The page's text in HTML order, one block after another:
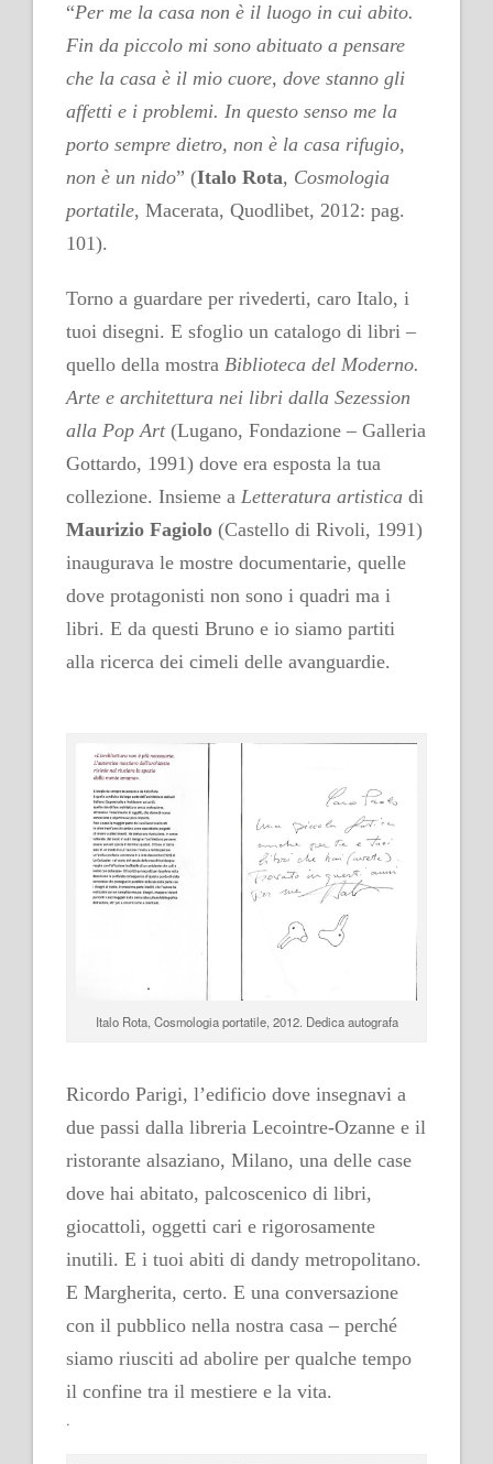
“Per me la casa non è il luogo in cui abito.
Fin da piccolo mi sono abituato a pensare
che la casa è il mio cuore, dove stanno gli
affetti e i problemi. In questo senso me la
porto sempre dietro, non è la casa rifugio,
non è un nido” (Italo Rota, Cosmologia
portatile, Macerata, Quodlibet, 2012: pag.
101).
Torno a guardare per rivederti, caro Italo, i
tuoi disegni. E sfoglio un catalogo di libri –
quello della mostra Biblioteca del Moderno.
Arte e architettura nei libri dalla Sezession
alla Pop Art(Lugano, Fondazione – Galleria
Gottardo, 1991) dove era esposta la tua
collezione. Insieme a Letteratura artistica di
Maurizio Fagiolo (Castello di Rivoli, 1991)
inaugurava le mostre documentarie, quelle
dove protagonisti non sono i quadri ma i
libri. E da questi Bruno e io siamo partiti
alla ricerca dei cimeli delle avanguardie.
Italo Rota, Cosmologia portatile, 2012. Dedica autografa
Ricordo Parigi, l’edificio dove insegnavi a
due passi dalla libreria Lecointre-Ozanne e il
ristorante alsaziano, Milano, una delle case
dove hai abitato, palcoscenico di libri,
giocattoli, oggetti cari e rigorosamente
inutili. E i tuoi abiti di dandy metropolitano.
E Margherita, certo. E una conversazione
con il pubblico nella nostra casa – perché
siamo riusciti ad abolire per qualche tempo
il confine tra il mestiere e la vita.
.